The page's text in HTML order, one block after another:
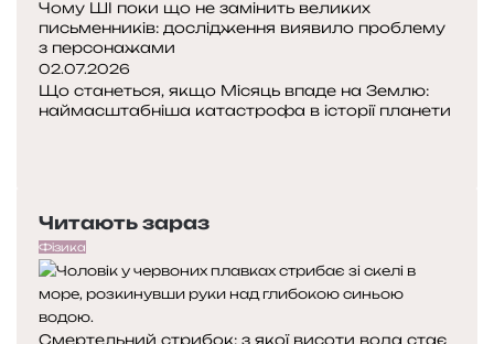
е
н
и
х
Чому ШІ поки що не замінить великих
письменників: дослідження виявило проблему
з персонажами
02.07.2026
Що станеться, якщо Місяць впаде на Землю:
наймасштабніша катастрофа в історії планети
р
е
д
н
я
с
т
у
п
н
а
с
Читають зараз
Фізика
Смертельний стрибок: з якої висоти вода стає